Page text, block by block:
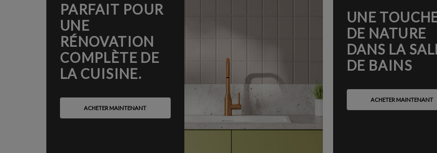
PARFAIT POUR
UNE
RÉNOVATION
COMPLÈTE DE
LA CUISINE.
ACHETER MAINTENANT
UNE
DE NATURE
DANS LA
DE BAINS
ACHETER MAINTENANT